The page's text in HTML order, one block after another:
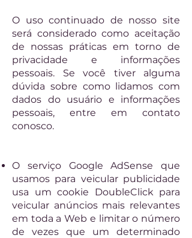
O uso continuado de nosso site
será considerado como aceitação
de nossas práticas em torno de
privacidade e informações
pessoais. Se você tiver alguma
dúvida sobre como lidamos com
dados do usuário e informações
pessoais, entre em contato
conosco.
O serviço Google AdSense que
usamos para veicular publicidade
usa um cookie DoubleClick para
veicular anúncios mais relevantes
em toda a Web e limitar o número
de vezes que um determinado